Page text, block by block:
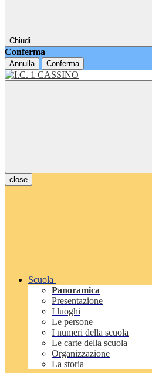
Chiudi
Conferma
Annulla Conferma
close
Scuola
Panoramica
Presentazione
I luoghi
Le persone
I numeri della scuola
Le carte della scuola
Organizzazione
La storia